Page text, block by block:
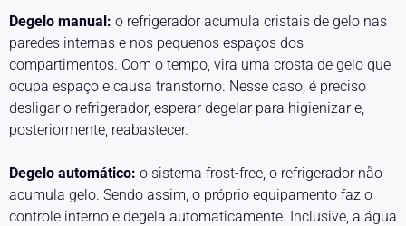
Degelo manual: o refrigerador acumula cristais de gelo nas
paredes internas e nos pequenos espaços dos
compartimentos. Com o tempo, vira uma crosta de gelo que
ocupa espaço e causa transtorno. Nesse caso, é preciso
desligar o refrigerador, esperar degelar para higienizar e,
posteriormente, reabastecer.
Degelo automático: o sistema frost-free, o refrigerador não
acumula gelo. Sendo assim, o próprio equipamento faz o
controle interno e degela automaticamente. Inclusive, a água